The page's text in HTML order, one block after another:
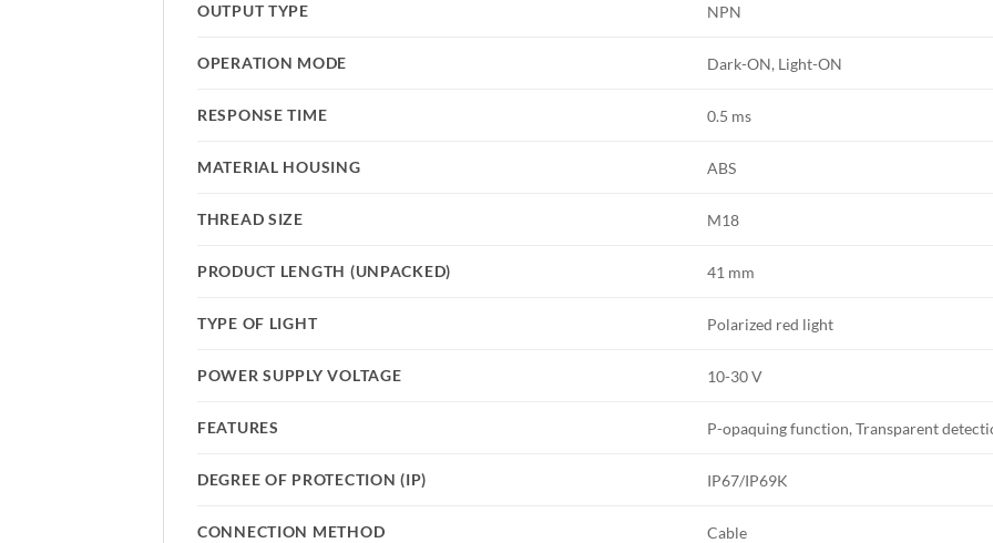
OUTPUT TYPE NPN
OPERATION MODE Dark-ON, Light-ON
RESPONSE TIME 0.5 ms
MATERIAL HOUSING ABS
THREAD SIZE M18
PRODUCT LENGTH (UNPACKED) 41 mm
TYPE OF LIGHT Polarized red light
POWER SUPPLY VOLTAGE 10-30 V
FEATURES P-opaquing function, Transparent
DEGREE OF PROTECTION (IP) IP67/IP69K
CONNECTION METHOD Cable